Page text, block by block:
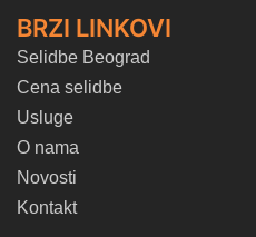
BRZI LINKOVI
Selidbe Beograd
Cena selidbe
Usluge
O nama
Novosti
Kontakt